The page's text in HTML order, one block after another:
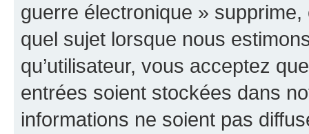
guerre électronique »
quel sujet lorsque nous
qu’utilisateur, vous acceptez
entrées soient stockées dans
informations ne soient pas